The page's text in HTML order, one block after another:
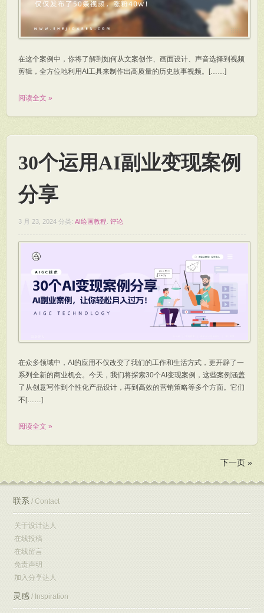
在这个案例中，你将了解到如何从文案创作、画面设计、声音选择到视频
剪辑，全方位地利用AI工具来制作出高质量的历史故事视频。[……]
阅读全文 »
30个运用AI副业变现案例
分享
3 月 23, 2024 分类: AI绘画教程 评论
在众多领域中，AI的应用不仅改变了我们的工作和生活方式，更开辟了一
系列全新的商业机会。今天，我们将探索30个AI变现案例，这些案例涵盖
了从创意写作到个性化产品设计，再到高效的营销策略等多个方面。它们
不[……]
阅读全文 »
下一页 »
联系 / Contact
关于设计达人
在线投稿
在线留言
免责声明
加入分享达人
灵感 / Inspiration